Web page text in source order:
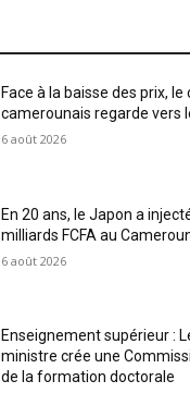
Face à la baisse des prix, le
camerounais regarde vers
6 août 2026
En 20 ans, le Japon a
milliards FCFA au
6 août 2026
Enseignement supérieur :
ministre crée une
de la formation doctorale